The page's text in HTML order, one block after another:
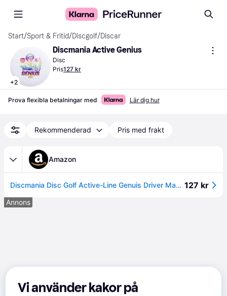
Start/Sport & Fritid/Discgolf/Discar
+2
Discmania Active Genius
Disc
Pris127 kr
Prova flexibla betalningar med Lär dig hur
Rekommenderad Pris med frakt
Amazon
Discmania Disc Golf Active-Line Genuis Driver Mania Disc Vuxen Unisex, Rosa, Medium 127 kr
Annons
Vi använder kakor på